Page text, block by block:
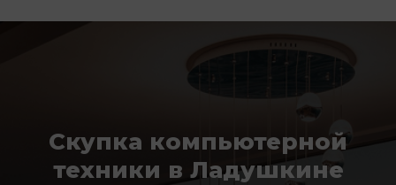
Скупка компьютерной
техники в Ладушкине